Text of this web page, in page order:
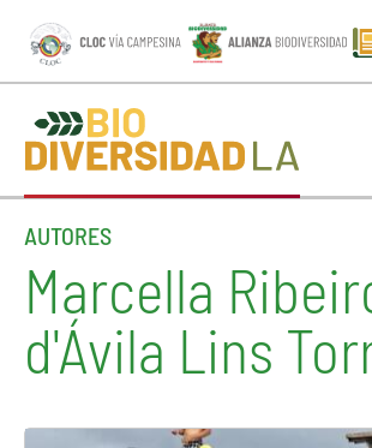
AUTORES
Marcella
d'Ávila Lins